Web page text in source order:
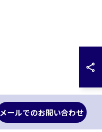
メールでのお問い合わせ